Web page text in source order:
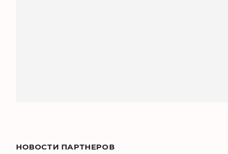
НОВОСТИ ПАРТНЕРОВ